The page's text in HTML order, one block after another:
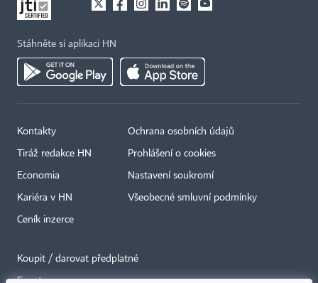
Stáhněte si aplikaci HN
Kontakty
Tiráž redakce HN
Economia
Kariéra v HN
Ceník inzerce
Ochrana osobních údajů
Prohlášení o cookies
Nastavení soukromí
Všeobecné smluvní podmínky
Koupit / darovat předplatné
Eventy